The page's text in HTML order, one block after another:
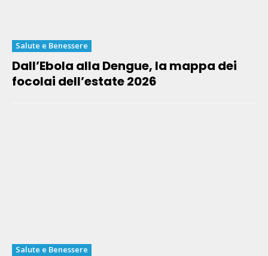
Salute e Benessere
Dall’Ebola alla Dengue, la mappa dei
focolai dell’estate 2026
Salute e Benessere